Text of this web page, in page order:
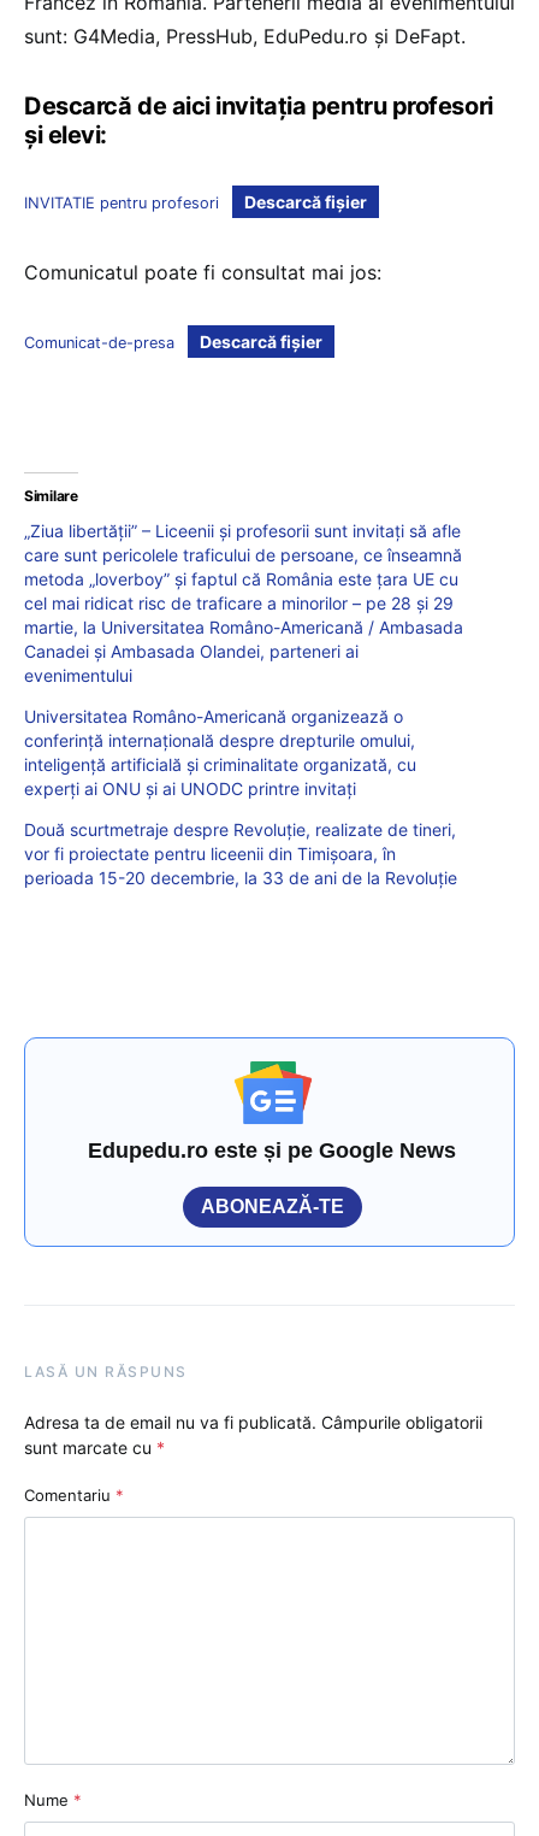
sunt: G4Media, PressHub, EduPedu.ro și DeFapt.
Descarcă de aici invitația pentru profesori
și elevi:
INVITATIE pentru profesori Descarcă fișier
Comunicatul poate fi consultat mai jos:
Comunicat-de-presa Descarcă fișier
Similare
„Ziua libertății” – Liceenii și profesorii sunt invitați să afle
care sunt pericolele traficului de persoane, ce înseamnă
metoda „loverboy” și faptul că România este țara UE cu
cel mai ridicat risc de traficare a minorilor – pe 28 și 29
martie, la Universitatea Româno-Americană / Ambasada
Canadei și Ambasada Olandei, parteneri ai
evenimentului
Universitatea Româno-Americană organizează o
conferință internațională despre drepturile omului,
inteligență artificială și criminalitate organizată, cu
experți ai ONU și ai UNODC printre invitați
Două scurtmetraje despre Revoluție, realizate de tineri,
vor fi proiectate pentru liceenii din Timișoara, în
perioada 15-20 decembrie, la 33 de ani de la Revoluție
Edupedu.ro este și pe Google News
ABONEAZĂ-TE
LASĂ UN RĂSPUNS
Adresa ta de email nu va fi publicată. Câmpurile obligatorii
sunt marcate cu *
Comentariu *
Nume *